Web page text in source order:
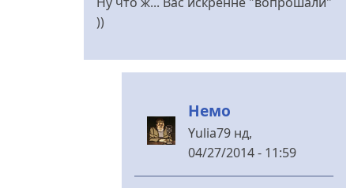
))
Немо
Yulia79 нд,
04/27/2014 - 11:59
У